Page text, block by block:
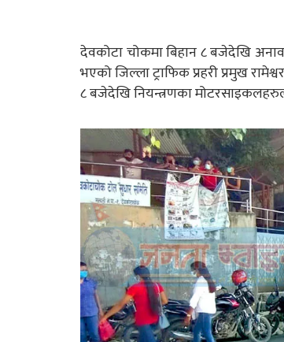
देवकोटा चोकमा बिहान ८ बजेदेखि
भएको जिल्ला ट्राफिक प्रहरी प्रमुख
८ बजेदेखि नियन्त्रणका